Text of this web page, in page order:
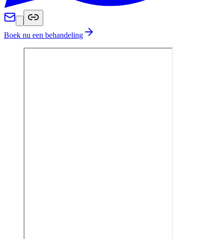
Boek nu een behandeling